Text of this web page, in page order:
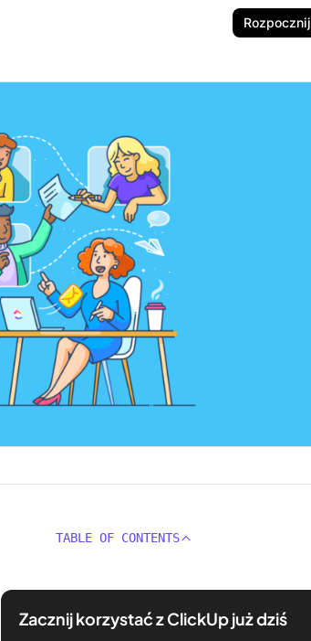
Rozpocznij
TABLE OF CONTENTS
Zacznij korzystać z ClickUp już dziś